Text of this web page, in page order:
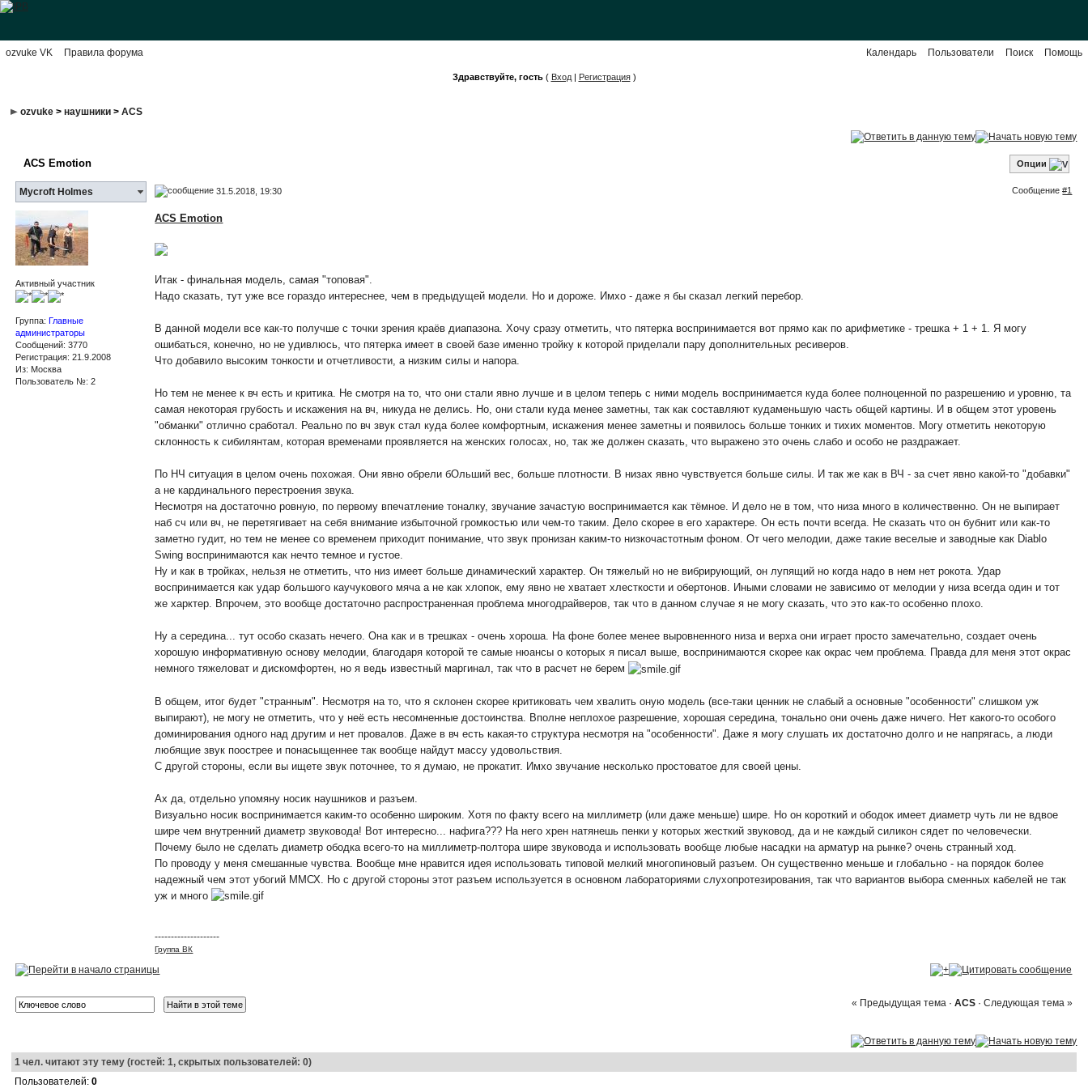
ozvuke VK Правила форума Помощь
Поиск
Пользователи
Календарь
Здравствуйте, гость( Вход| Регистрация)
ozvuke >наушники >ACS
ACS Emotion Опции
Mycroft Holmes 31.5.2018, 19:30 Сообщение#1
Активный участник
Группа:Главные
администраторы
Сообщений: 3770
Регистрация: 21.9.2008
Из: Москва
Пользователь №: 2
ACS Emotion
Итак - финальная модель, самая "топовая".
Надо сказать, тут уже все гораздо интереснее, чем в предыдущей модели. Но и дороже. Имхо - даже я бы сказал легкий перебор.
В данной модели все как-то получше с точки зрения краёв диапазона. Хочу сразу отметить, что пятерка воспринимается вот прямо как по арифметике - трешка + 1 + 1. Я могу
ошибаться, конечно, но не удивлюсь, что пятерка имеет в своей базе именно тройку к которой приделали пару дополнительных ресиверов.
Что добавило высоким тонкости и отчетливости, а низким силы и напора.
Но тем не менее к вч есть и критика. Не смотря на то, что они стали явно лучше и в целом теперь с ними модель воспринимается куда более полноценной по разрешению и уровню, та
самая некоторая грубость и искажения на вч, никуда не делись. Но, они стали куда менее заметны, так как составляют кудаменьшую часть общей картины. И в общем этот уровень
"обманки" отлично сработал. Реально по вч звук стал куда более комфортным, искажения менее заметны и появилось больше тонких и тихих моментов. Могу отметить некоторую
склонность к сибилянтам, которая временами проявляется на женских голосах, но, так же должен сказать, что выражено это очень слабо и особо не раздражает.
По НЧ ситуация в целом очень похожая. Они явно обрели бОльший вес, больше плотности. В низах явно чувствуется больше силы. И так же как в ВЧ - за счет явно какой-то "добавки"
а не кардинального перестроения звука.
Несмотря на достаточно ровную, по первому впечатление тоналку, звучание зачастую воспринимается как тёмное. И дело не в том, что низа много в количественно. Он не выпирает
наб сч или вч, не перетягивает на себя внимание избыточной громкостью или чем-то таким. Дело скорее в его характере. Он есть почти всегда. Не сказать что он бубнит или как-то
заметно гудит, но тем не менее со временем приходит понимание, что звук пронизан каким-то низкочастотным фоном. От чего мелодии, даже такие веселые и заводные как Diablo
Swing воспринимаются как нечто темное и густое.
Ну и как в тройках, нельзя не отметить, что низ имеет больше динамический характер. Он тяжелый но не вибрирующий, он лупящий но когда надо в нем нет рокота. Удар
воспринимается как удар большого каучукового мяча а не как хлопок, ему явно не хватает хлесткости и обертонов. Иными словами не зависимо от мелодии у низа всегда один и тот
же харктер. Впрочем, это вообще достаточно распространенная проблема многодрайверов, так что в данном случае я не могу сказать, что это как-то особенно плохо.
Ну а середина... тут особо сказать нечего. Она как и в трешках - очень хороша. На фоне более менее выровненного низа и верха они играет просто замечательно, создает очень
хорошую информативную основу мелодии, благодаря которой те самые нюансы о которых я писал выше, воспринимаются скорее как окрас чем проблема. Правда для меня этот окрас
немного тяжеловат и дискомфортен, но я ведь известный маргинал, так что в расчет не берем
В общем, итог будет "странным". Несмотря на то, что я склонен скорее критиковать чем хвалить оную модель (все-таки ценник не слабый а основные "особенности" слишком уж
выпирают), не могу не отметить, что у неё есть несомненные достоинства. Вполне неплохое разрешение, хорошая середина, тонально они очень даже ничего. Нет какого-то особого
доминирования одного над другим и нет провалов. Даже в вч есть какая-то структура несмотря на "особенности". Даже я могу слушать их достаточно долго и не напрягась, а люди
любящие звук поострее и понасыщеннее так вообще найдут массу удовольствия.
С другой стороны, если вы ищете звук поточнее, то я думаю, не прокатит. Имхо звучание несколько простоватое для своей цены.
Ах да, отдельно упомяну носик наушников и разъем.
Визуально носик воспринимается каким-то особенно широким. Хотя по факту всего на миллиметр (или даже меньше) шире. Но он короткий и ободок имеет диаметр чуть ли не вдвое
шире чем внутренний диаметр звуковода! Вот интересно... нафига??? На него хрен натянешь пенки у которых жесткий звуковод, да и не каждый силикон сядет по человечески.
Почему было не сделать диаметр ободка всего-то на миллиметр-полтора шире звуковода и использовать вообще любые насадки на арматур на рынке? очень странный ход.
По проводу у меня смешанные чувства. Вообще мне нравится идея использовать типовой мелкий многопиновый разъем. Он существенно меньше и глобально - на порядок более
надежный чем этот убогий ММСХ. Но с другой стороны этот разъем используется в основном лабораториями слухопротезирования, так что вариантов выбора сменных кабелей не так
уж и много
--------------------
Группа ВК
« Предыдущая тема· ACS· Следующая тема »
1 чел. читают эту тему (гостей: 1, скрытых пользователей: 0)
Пользователей:0